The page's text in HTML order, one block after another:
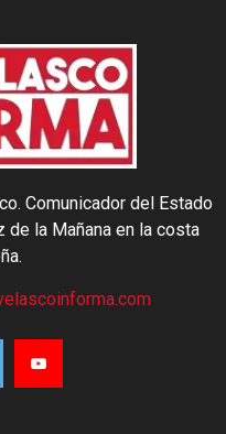
Comunicador del Estado
de la Mañana en la costa